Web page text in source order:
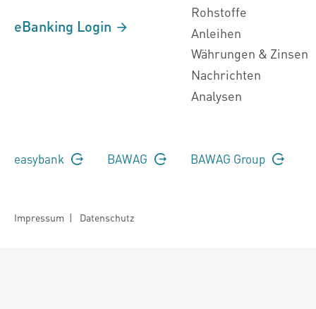
eBanking Login
Rohstoffe
Anleihen
Währungen & Zinsen
Nachrichten
Analysen
easybank BAWAG BAWAG Group
Impressum | Datenschutz